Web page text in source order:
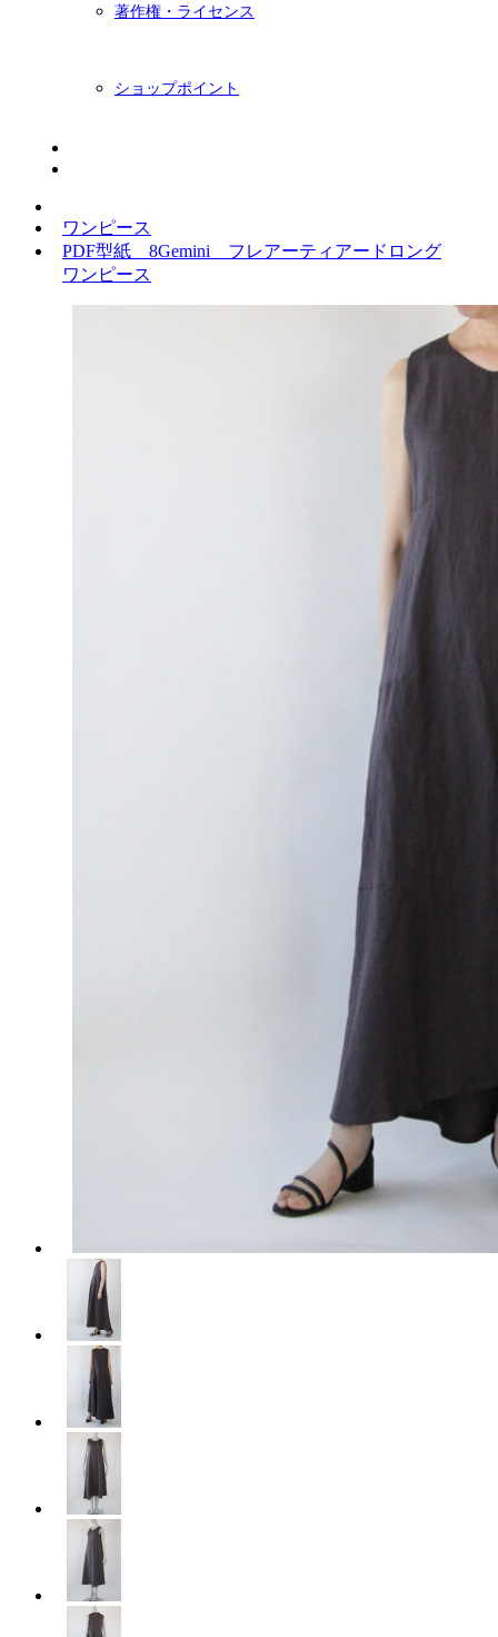
著作権・ライセンス
ショップポイント
ワンピース
PDF型紙 8Gemini フレアーティアードロング
ワンピース